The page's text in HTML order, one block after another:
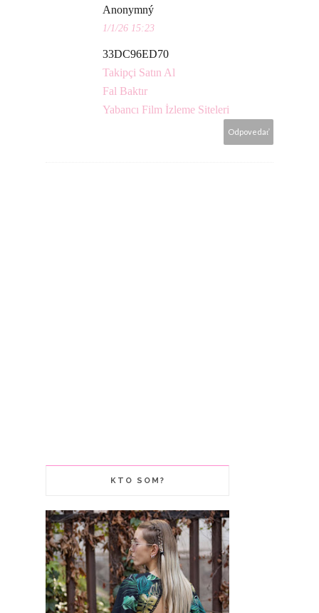
Anonymný
1/1/26 15:23
33DC96ED70
Takipçi Satın Al
Fal Baktır
Yabancı Film İzleme Siteleri
Odpovedať
KTO SOM?